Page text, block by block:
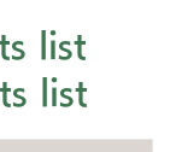
list
list